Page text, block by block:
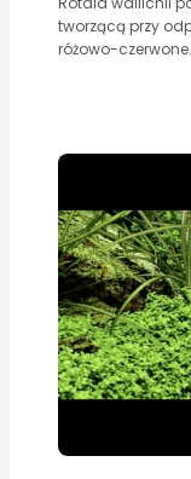
tworzącą przy
różowo-